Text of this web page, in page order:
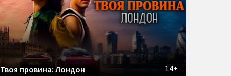
14+
Твоя провина: Лондон